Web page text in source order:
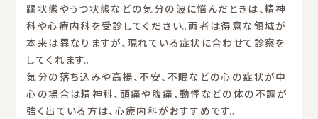
躁状態やうつ状態などの気分の波に悩んだときは、精神
科や心療内科を受診してください。両者は得意な領域が
本来は異なりますが、現れている症状に合わせて診察を
してくれます。
気分の落ち込みや高揚、不安、不眠などの心の症状が中
心の場合は精神科、頭痛や腹痛、動悸などの体の不調が
強く出ている方は、心療内科がおすすめです。